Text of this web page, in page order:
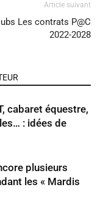
Article suivant
Les contrats P@C
2022-2028
cabaret équestre,
: idées de
plusieurs
les « Mardis